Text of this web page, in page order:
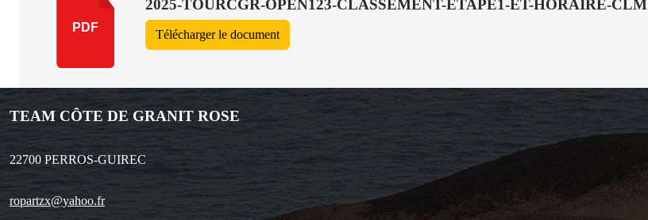
PDF
2025-TOURCGR-OPEN123-CLASSEMENT-ETAPE1-ET-HORAIRE-CLM
Télécharger le document
TEAM CÔTE DE GRANIT ROSE
22700 PERROS-GUIREC
ropartzx@yahoo.fr